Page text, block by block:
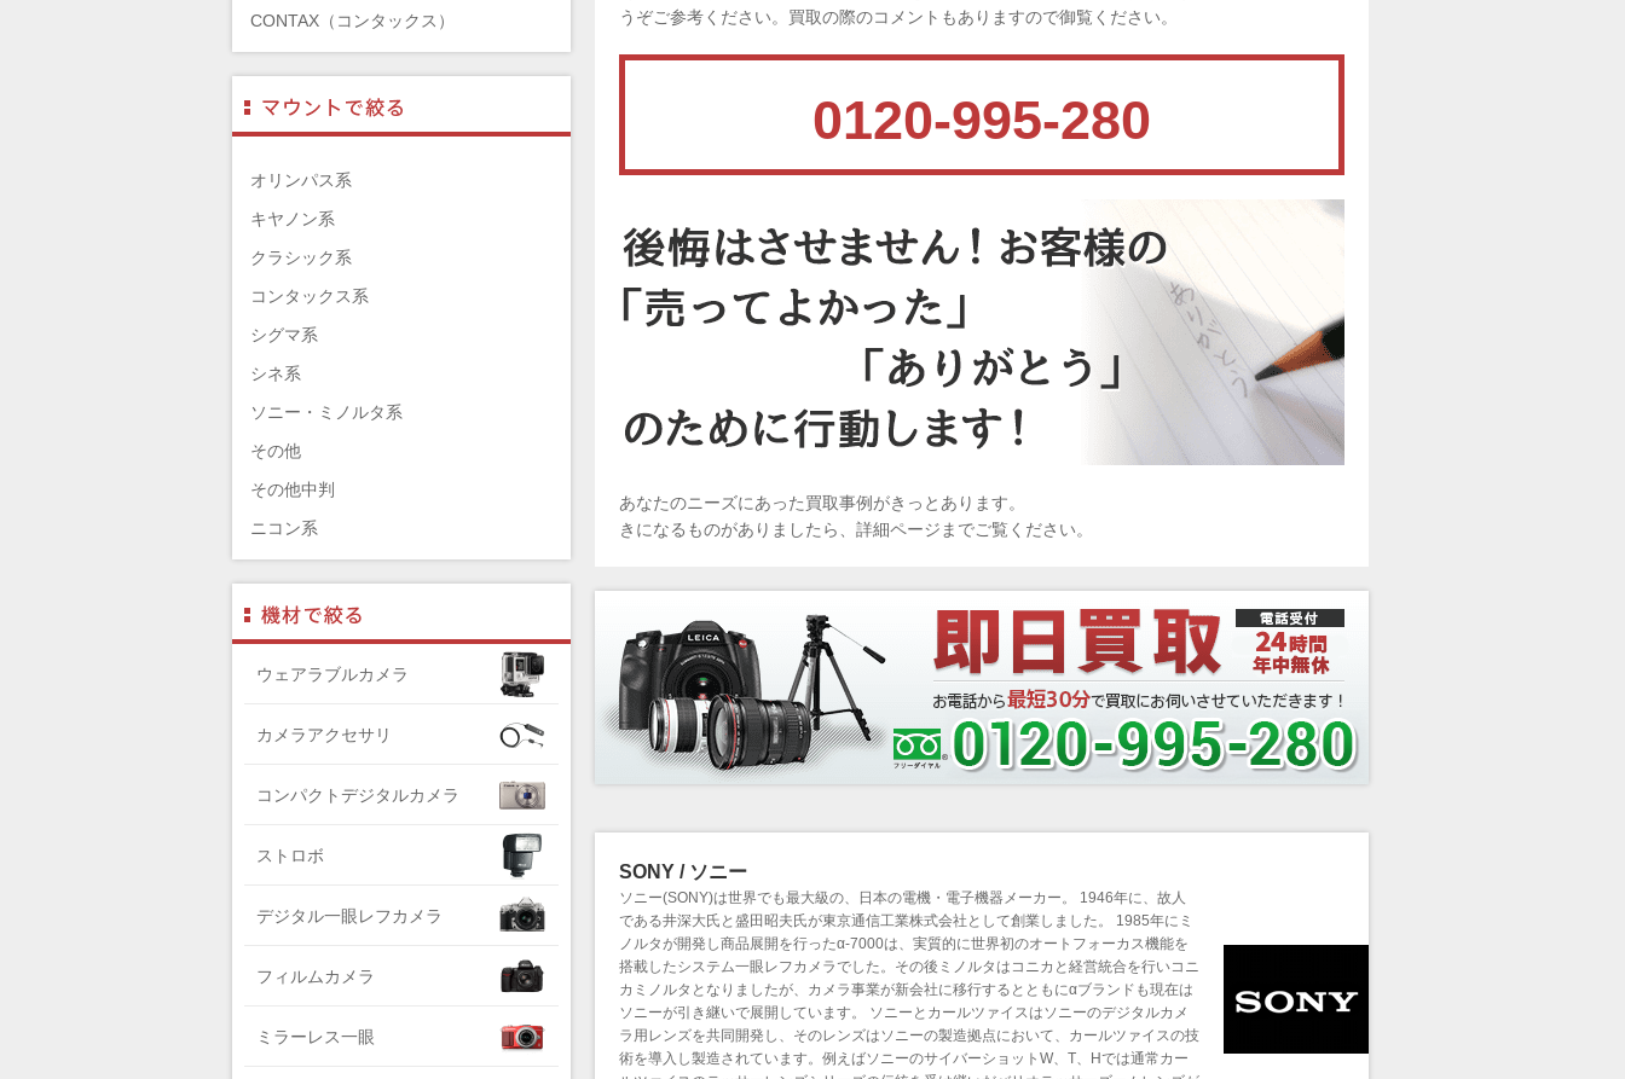
うぞご参考ください。買取の際のコメントもありますので御覧ください。
0120-995-280
あなたのニーズにあった買取事例がきっとあります。
きになるものがありましたら、詳細ページまでご覧ください。
SONY / ソニー
ソニー(SONY)は世界でも最大級の、日本の電機・電子機器メーカー。 1946年に、故人
である井深大氏と盛田昭夫氏が東京通信工業株式会社として創業しました。 1985年にミ
ノルタが開発し商品展開を行ったα-7000は、実質的に世界初のオートフォーカス機能を
搭載したシステム一眼レフカメラでした。その後ミノルタはコニカと経営統合を行いコニ
カミノルタとなりましたが、カメラ事業が新会社に移行するとともにαブランドも現在は
ソニーが引き継いで展開しています。 ソニーとカールツァイスはソニーのデジタルカメ
ラ用レンズを共同開発し、そのレンズはソニーの製造拠点において、カールツァイスの技
術を導入し製造されています。例えばソニーのサイバーショットW、T、Hでは通常カー
CONTAX（コンタックス）
Mamiya（マミヤ）
TAMRON（タムロン）
SIGMA（シグマ）
HASSELBLAD（ハッセルブラッド）
EPSON（エプソン）
ENNA München（エナ）
ELEFOTO（エレフォト）
ELECOM（エレコム）
￼EIZO（エイゾ）
edelkrone（エーデンクローン）
Garmin（ガーミン）
Dust-Off（ダストオフ）
DreamMaker（ドリームメーカー）
ー)
DIGITALKING（デジタルキング）
LAMDA（ラムダ）
ジオグラフィック）
Herschel（ハーシェル）
DEKO Elite（デコエリート）
オリンパス系
キヤノン系
クラシック系
コンタックス系
シグマ系
シネ系
ソニー・ミノルタ系
その他
その他中判
ニコン系
フジフィルム系
ペンタックス系
ライカ系
大判系
ウェアラブルカメラ
カメラアクセサリ
コンパクトデジタルカメラ
ストロボ
デジタル一眼レフカメラ
フィルムカメラ
ミラーレス一眼